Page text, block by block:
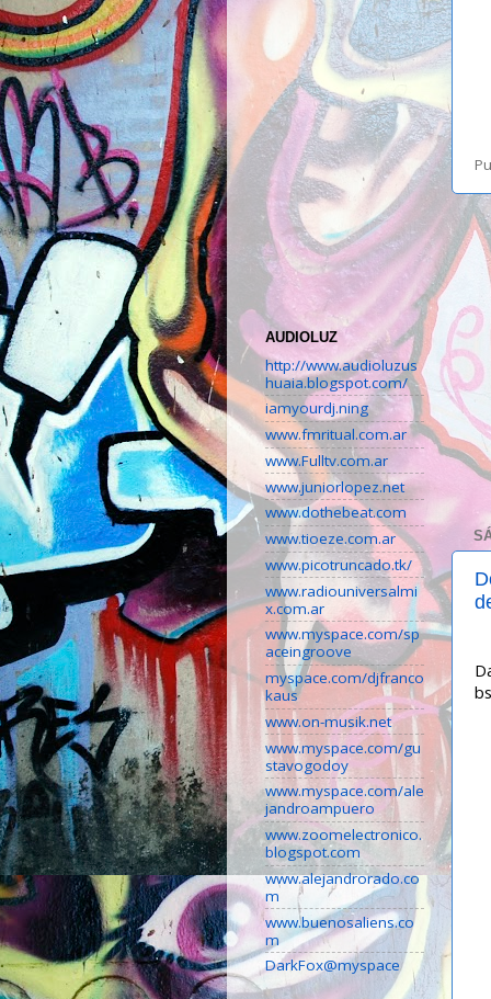
AUDIOLUZ
http://www.audioluzus
huaia.blogspot.com/
iamyourdj.ning
www.fmritual.com.ar
www.Fulltv.com.ar
www.juniorlopez.net
www.dothebeat.com
www.tioeze.com.ar
www.picotruncado.tk/
www.radiouniversalmi
x.com.ar
www.myspace.com/sp
aceingroove
myspace.com/djfranco
kaus
www.on-musik.net
www.myspace.com/gu
stavogodoy
www.myspace.com/ale
jandroampuero
www.zoomelectronico.
blogspot.com
www.alejandrorado.co
m
www.buenosaliens.co
m
DarkFox@myspace